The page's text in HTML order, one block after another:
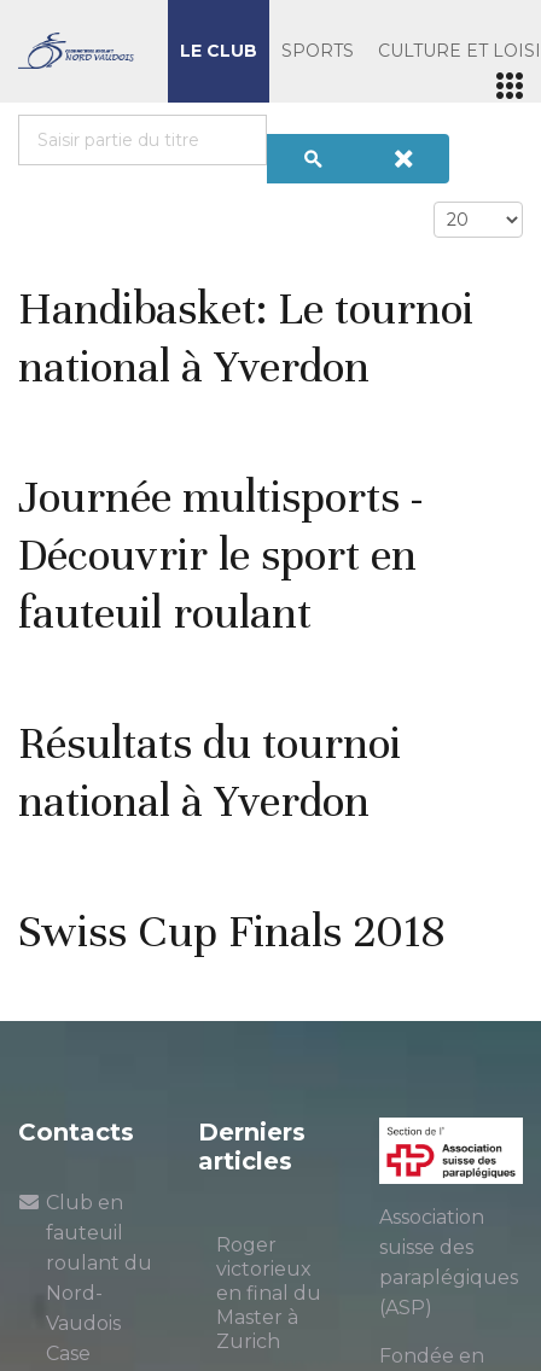
LE CLUB SPORTS CULTURE ET
Handibasket: Le tournoi
national à Yverdon
Journée multisports -
Découvrir le sport en
fauteuil roulant
Résultats du tournoi
national à Yverdon
Swiss Cup Finals 2018
Contacts
Club en
fauteuil
roulant du
Nord-
Vaudois
Case
Derniers
articles
Roger
victorieux
en final du
Master à
Zurich
Association
suisse des
paraplégiques
(ASP)
Fondée en